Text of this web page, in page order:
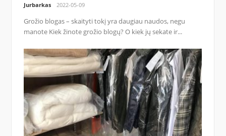
Jurbarkas 2022-05-09
Grožio blogas – skaityti tokį yra daugiau naudos, negu
manote Kiek žinote grožio blogų? O kiek jų sekate ir...